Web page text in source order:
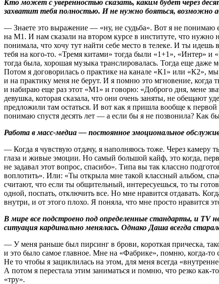
Кто может с уверенностью сказать, каким будет через
захватит тебя полностью. И не нужно бояться, возможно
— Знаете это выражение — «ну, не судьба». Вот я не
на М1. И нам сказали на втором курсе в институте, что нужно
понимала, что хочу тут найти себе место в телеке. И ты
тебя на кого-то. «Тремя китами» тогда были «1+1», «Интер»
тогда была, хорошая музыка транслировалась. Тогда еще
Потом я договорилась о практике на канале «К1» или «К2»,
и на практику меня не берут. И я помню это мгновение, когда
и набираю еще раз этот «М1» и говорю: «Доброго дня, мене
девушка, которая сказала, что они очень заняты, не обещают
предложили там остаться. И вот как я пришла вообще к
понимаю спустя десять лет — а если бы я не позвонила? Как
Работа в масс-медиа — постоянное эмоциональное
— Когда я чувствую отдачу, я наполняюсь тоже. Через камеру
глаза и живые эмоции. Но самый большой кайф, это когда,
не задавал этот вопрос, спасибо». Типа вы так классно
воплотить». Или: «Ты открыла мне такой классный альбом,
считают, что если ты общительный, интересуешься, то ты
одной, поспать, отключить все. Но мне нравится отдавать.
внутри, и от этого плохо. Я поняла, что мне просто нравится
В мире все подстроено под определенные стандарты, и
ситуация кардинально менялась. Однако Даша всегда
— У меня раньше был пирсинг в брови, короткая прическа,
и это было самое главное. Мне на «Фабрике», помню, когда-то
Не то чтобы я зациклилась на этом, для меня всегда
А потом я перестала этим заниматься и помню, что резко
«тру».